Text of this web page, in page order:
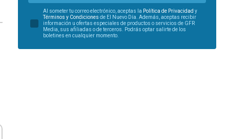
Al someter tu correo electrónico, aceptas la Política de Privacidad y
Términos y Condiciones de El Nuevo Día. Además, aceptas recibir
información u ofertas especiales de productos o servicios de GFR
Media, sus afiliadas o de terceros. Podrás optar salirte de los
boletines en cualquier momento.